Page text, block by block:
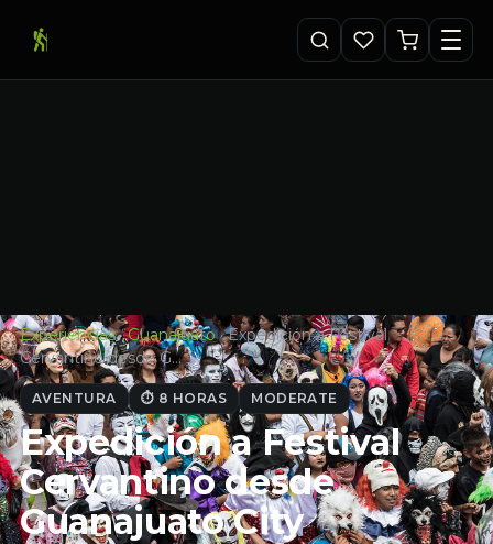
Experiencias · Guanajuato · Expedición a Festival
Cervantino desde G…
AVENTURA ⏱ 8 HORAS MODERATE
Expedición a Festival
Cervantino desde
Guanajuato City